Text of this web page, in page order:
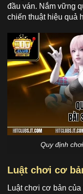
đầu ván. Nắm vững
chiến thuật hiệu quả
Quy định
Luật chơi cơ
Luật chơi cơ bản